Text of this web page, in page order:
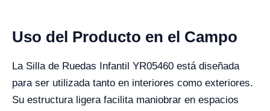
Uso del Producto en el Campo
La Silla de Ruedas Infantil YR05460 está diseñada
para ser utilizada tanto en interiores como exteriores.
Su estructura ligera facilita maniobrar en espacios